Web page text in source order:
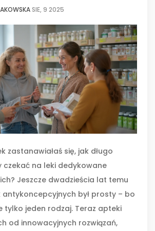
SIE, 9 2025
zastanawiałaś się, jak długo
czekać na leki dedykowane
Jeszcze dwadzieścia lat temu
był prosty – bo
tylko jeden rodzaj. Teraz apteki
od innowacyjnych rozwiązań,